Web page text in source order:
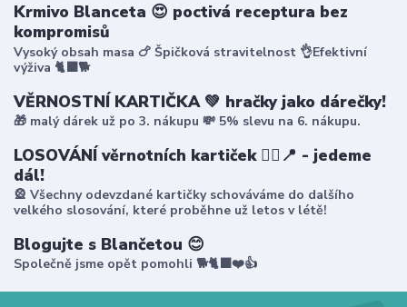
Krmivo Blanceta 😍 poctivá receptura bez
kompromisů
Vysoký obsah masa 🍗 Špičková stravitelnost 👌Efektivní
výživa 🐈‍⬛🐕
VĚRNOSTNÍ KARTIČKA 💚 hračky jako dárečky!
🎁 malý dárek už po 3. nákupu 💸 5% slevu na 6. nákupu.
LOSOVÁNÍ věrnotních kartiček 🤸‍♀️📍 - jedeme
dál!
🎡 Všechny odevzdané kartičky schováváme do dalšího
velkého slosování, které proběhne už letos v létě!
Blogujte s Blančetou 😊
Společně jsme opět pomohli 🐕🐈‍⬛❤️👍